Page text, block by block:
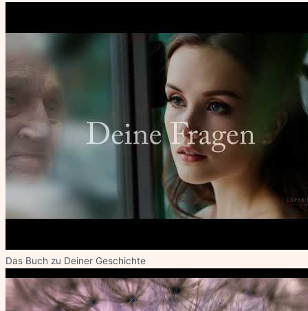
Das Buch zu Deiner Geschichte